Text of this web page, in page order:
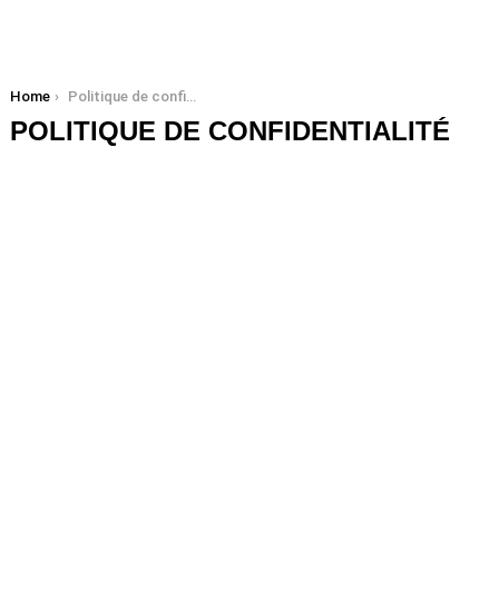
You are here:
Home Politique de confidentialité
POLITIQUE DE CONFIDENTIALITÉ